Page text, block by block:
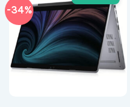
-34%